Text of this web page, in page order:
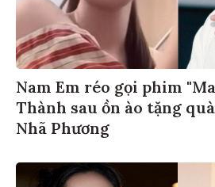
Nam Em réo gọi phim
Thành sau ồn ào tặng
Nhã Phương